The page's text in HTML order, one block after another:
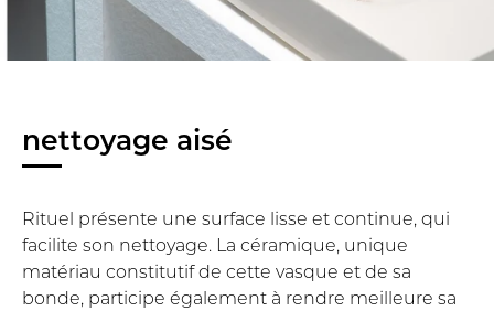
nettoyage aisé
Rituel présente une surface lisse et continue, qui
facilite son nettoyage. La céramique, unique
matériau constitutif de cette vasque et de sa
bonde, participe également à rendre meilleure sa